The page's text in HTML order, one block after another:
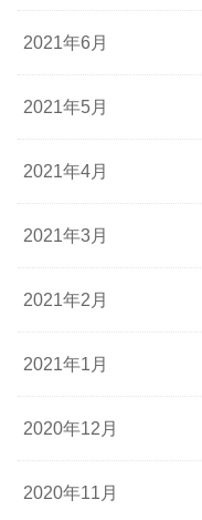
2021年6月
2021年5月
2021年4月
2021年3月
2021年2月
2021年1月
2020年12月
2020年11月